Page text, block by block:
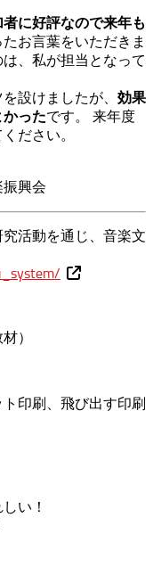
者に好評なので来年も
たお言葉をいただきま
、私が担当となって
設けましたが、 効果
ったです。 来年度
ださい。
振興会
活動を通じ、音楽文
）
印刷、飛び出す印刷
い！